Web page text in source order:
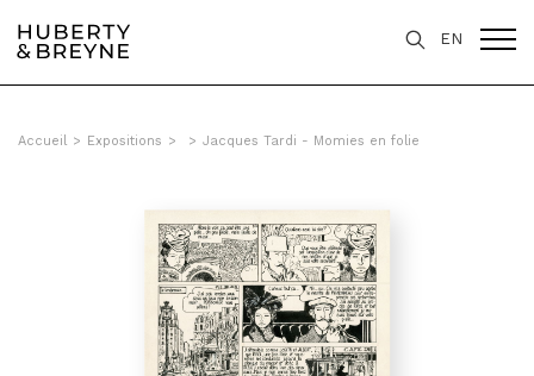
EN
Accueil > Expositions > > Jacques Tardi - Momies en folie